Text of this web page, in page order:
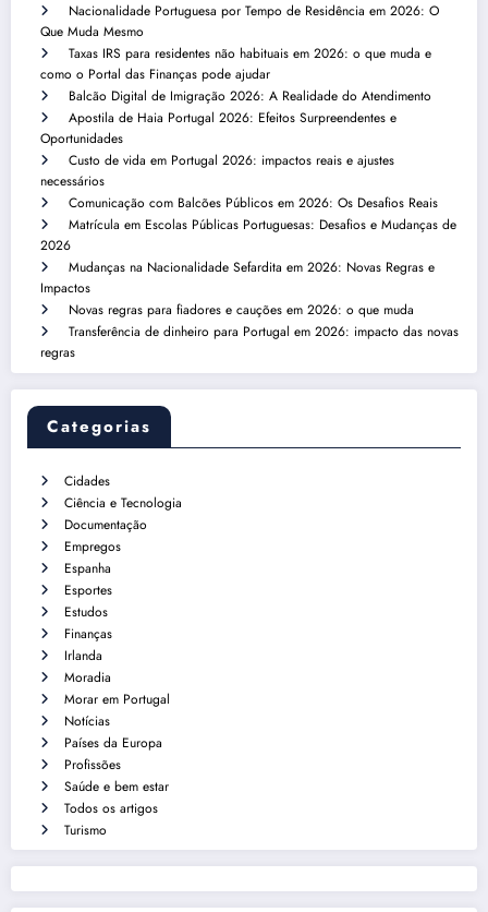
Nacionalidade Portuguesa por Tempo de Residência em 2026: O
Que Muda Mesmo
Taxas IRS para residentes não habituais em 2026: o que muda e
como o Portal das Finanças pode ajudar
Balcão Digital de Imigração 2026: A Realidade do Atendimento
Apostila de Haia Portugal 2026: Efeitos Surpreendentes e
Oportunidades
Custo de vida em Portugal 2026: impactos reais e ajustes
necessários
Comunicação com Balcões Públicos em 2026: Os Desafios Reais
Matrícula em Escolas Públicas Portuguesas: Desafios e Mudanças de
2026
Mudanças na Nacionalidade Sefardita em 2026: Novas Regras e
Impactos
Novas regras para fiadores e cauções em 2026: o que muda
Transferência de dinheiro para Portugal em 2026: impacto das novas
regras
Categorias
Cidades
Ciência e Tecnologia
Documentação
Empregos
Espanha
Esportes
Estudos
Finanças
Irlanda
Moradia
Morar em Portugal
Notícias
Países da Europa
Profissões
Saúde e bem estar
Todos os artigos
Turismo